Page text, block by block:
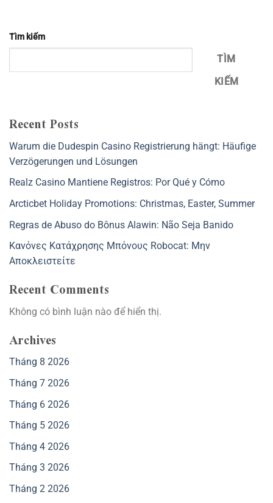
Tìm kiếm
TÌM
KIẾM
Recent Posts
Warum die Dudespin Casino Registrierung hängt: Häufige
Verzögerungen und Lösungen
Realz Casino Mantiene Registros: Por Qué y Cómo
Arcticbet Holiday Promotions: Christmas, Easter, Summer
Regras de Abuso do Bônus Alawin: Não Seja Banido
Κανόνες Κατάχρησης Μπόνους Robocat: Μην
Αποκλειστείτε
Recent Comments
Không có bình luận nào để hiển thị.
Archives
Tháng 8 2026
Tháng 7 2026
Tháng 6 2026
Tháng 5 2026
Tháng 4 2026
Tháng 3 2026
Tháng 2 2026